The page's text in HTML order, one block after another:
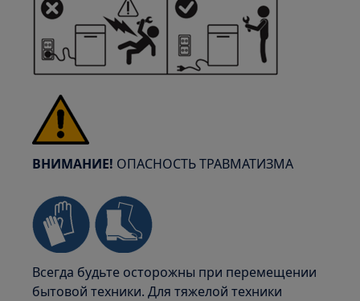
ВНИМАНИЕ! ОПАСНОСТЬ ТРАВМАТИЗМА
Всегда будьте осторожны при перемещении
бытовой техники. Для тяжелой техники